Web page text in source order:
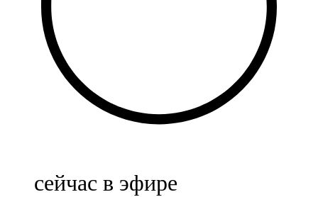
104,9 FM
Баулы
107,5 FM
Биләр
Болгар
сейчас в эфире